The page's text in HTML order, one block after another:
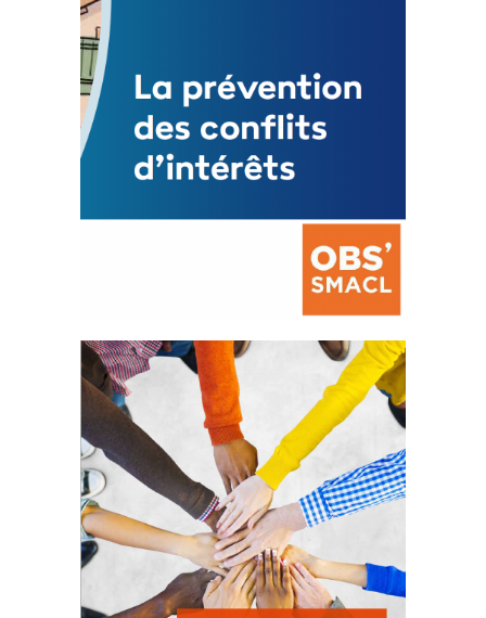
FEUILLETER
La prévention des conflits
d’intérêts
18 septembre 2023
FEUILLETER